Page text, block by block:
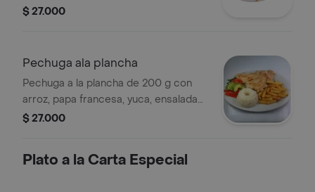
tomate.
$ 27.000
Pechuga ala plancha
Pechuga a la plancha de 200 g con
arroz, papa francesa, yuca, ensalada
de aguacate, tomate y pimentón.
$ 27.000
Plato a la Carta Especial